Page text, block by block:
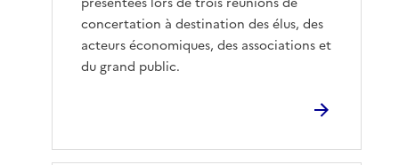
concertation à destination des élus, des
acteurs économiques, des associations et
du grand public.